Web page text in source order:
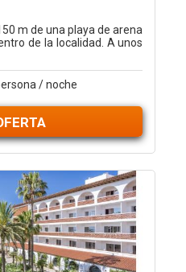
m de una playa de arena
de la localidad. A unos
/ noche